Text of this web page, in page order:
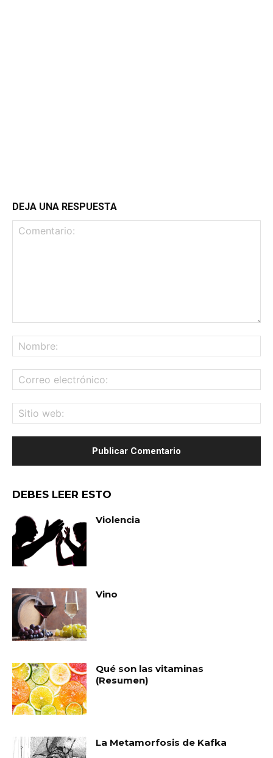
DEJA UNA RESPUESTA
DEBES LEER ESTO
Violencia
Vino
Qué son las vitaminas
(Resumen)
La Metamorfosis de Kafka